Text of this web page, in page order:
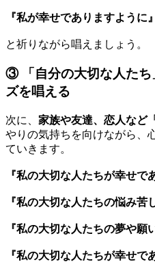
『私が幸せでありますように
と祈りながら唱えましょう。
③ 「自分の大切な人たち
ズを唱える
次に、 家族や友達、恋人など
やりの気持ちを向けながら、
ていきます。
『私の大切な人たちが幸せで
『私の大切な人たちの悩み苦
『私の大切な人たちの夢や願
『私の大切な人たちが幸せで